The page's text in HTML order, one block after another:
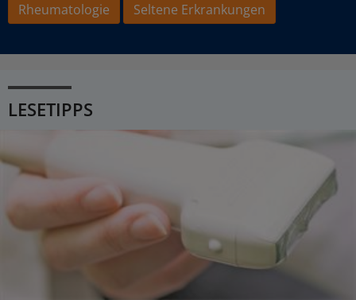
Rheumatologie
Seltene Erkrankungen
LESETIPPS